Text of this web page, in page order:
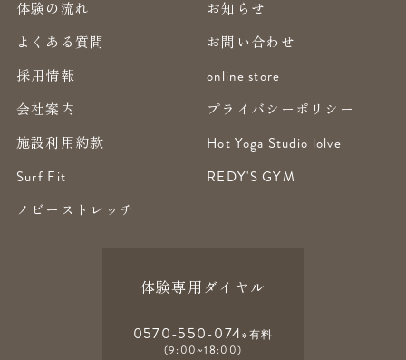
体験の流れ
お知らせ
よくある質問
お問い合わせ
採用情報
online store
会社案内
プライバシーポリシー
施設利用約款
Hot Yoga Studio lolve
Surf Fit
REDY'S GYM
ノビーストレッチ
体験専用ダイヤル
0570-550-074※有料
(9:00~18:00)